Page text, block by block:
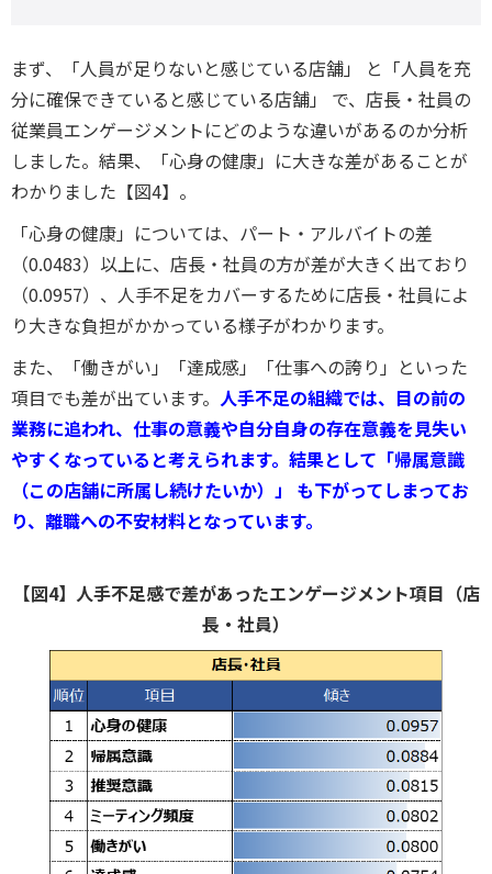
まず、「人員が足りないと感じている店舗」 と「人員を充
分に確保できていると感じている店舗」 で、店長・社員の
従業員エンゲージメントにどのような違いがあるのか分析
しました。結果、
「心身の健康」に大きな差があることが
わかりました【図4】。
「心身の健康」については、パート・アルバイトの差
（0.0483）以上に、店長・社員の方が差が大きく出ており
（0.0957）、人手不足をカバーするために店長・社員によ
り大きな負担がかかっている様子がわかります。
また、
「働きがい」「達成感」「仕事への誇り」といった
項目でも差が出ています。 人手不足の組織では、目の前の
業務に追われ、仕事の意義や自分自身の存在意義を見失い
やすくなっていると考えられます。結果として「帰属意識
（この店舗に所属し続けたいか）」
も下がってしまってお
り、離職への不安材料となっています。
【図4】 人手不足感で差があったエンゲージメント項目（店
長・社員）